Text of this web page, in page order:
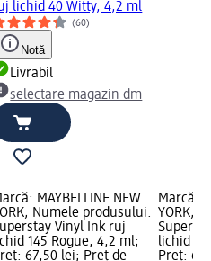
lichid 40 Witty, 4,2 ml
(60)
Notă
Livrabil
selectare magazin dm
MAYBELLINE NEW
Numele produsului:
Vinyl Ink ruj
145 Rogue, 4,2 ml;
67,50 lei; Preț de
Marcă:
YORK;
lichid 15
Preț: